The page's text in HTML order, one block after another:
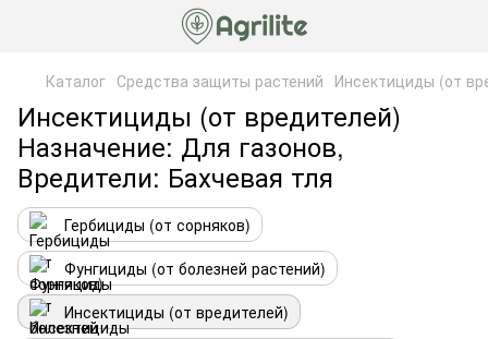
Каталог Средства защиты растений Инсектициды (от
Инсектициды (от вредителей)
Назначение: Для газонов,
Вредители: Бахчевая тля
Гербициды (от сорняков)
Фунгициды (от болезней растений)
Инсектициды (от вредителей)